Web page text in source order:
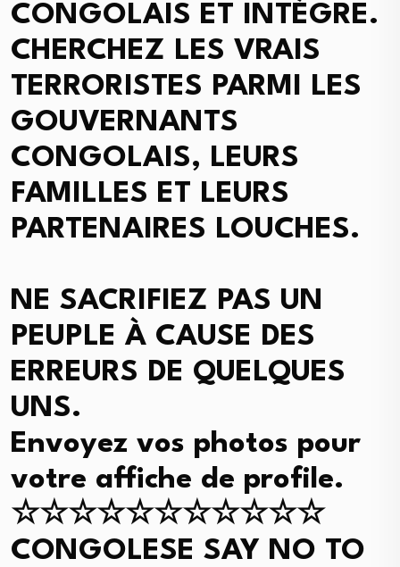
CONGOLAIS ET INTÈGRE.
CHERCHEZ LES VRAIS
TERRORISTES PARMI LES
GOUVERNANTS
CONGOLAIS, LEURS
FAMILLES ET LEURS
PARTENAIRES LOUCHES.
NE SACRIFIEZ PAS UN
PEUPLE À CAUSE DES
ERREURS DE QUELQUES
UNS.
Envoyez vos photos pour
votre affiche de profile.
☆☆☆☆☆☆☆☆☆☆☆
CONGOLESE SAY NO TO